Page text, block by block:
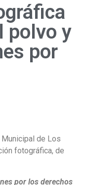
polvo y
por
Municipal de Los
fotográfica, de
por los derechos